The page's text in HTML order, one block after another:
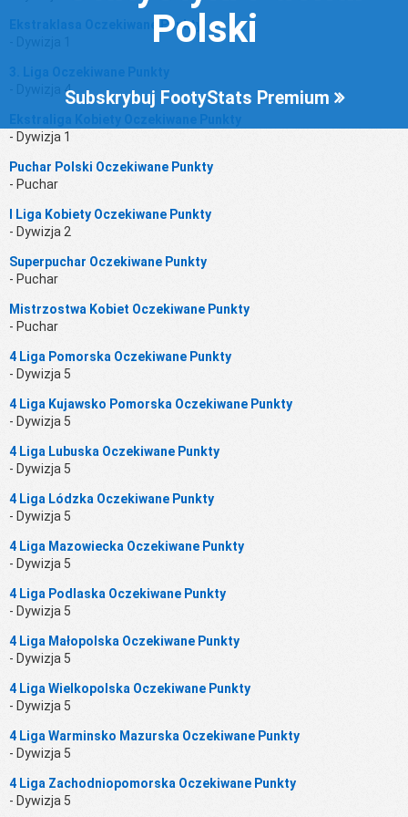
Polski
Subskrybuj FootyStats Premium
Ekstraklasa Oczekiwane Punkty
3. Liga Oczekiwane Punkty
- Dywizja 4
Ekstraliga Kobiety Oczekiwane Punkty
- Dywizja 1
Puchar Polski Oczekiwane Punkty
- Puchar
I Liga Kobiety Oczekiwane Punkty
- Dywizja 2
Superpuchar Oczekiwane Punkty
- Puchar
Mistrzostwa Kobiet Oczekiwane Punkty
- Puchar
4 Liga Pomorska Oczekiwane Punkty
- Dywizja 5
4 Liga Kujawsko Pomorska Oczekiwane Punkty
- Dywizja 5
4 Liga Lubuska Oczekiwane Punkty
- Dywizja 5
4 Liga Lódzka Oczekiwane Punkty
- Dywizja 5
4 Liga Mazowiecka Oczekiwane Punkty
- Dywizja 5
4 Liga Podlaska Oczekiwane Punkty
- Dywizja 5
4 Liga Małopolska Oczekiwane Punkty
- Dywizja 5
4 Liga Wielkopolska Oczekiwane Punkty
- Dywizja 5
4 Liga Warminsko Mazurska Oczekiwane Punkty
- Dywizja 5
4 Liga Zachodniopomorska Oczekiwane Punkty
- Dywizja 5